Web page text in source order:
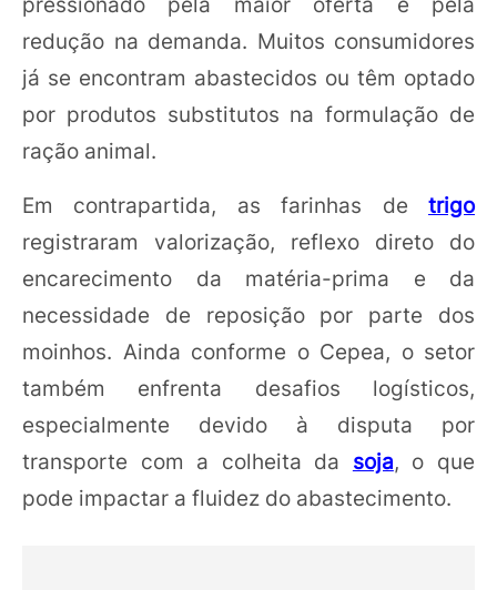
redução na demanda. Muitos consumidores
já se encontram abastecidos ou têm optado
por produtos substitutos na formulação de
ração animal.
Em contrapartida, as farinhas de trigo
registraram valorização, reflexo direto do
encarecimento da matéria-prima e da
necessidade de reposição por parte dos
moinhos. Ainda conforme o Cepea, o setor
também enfrenta desafios logísticos,
especialmente devido à disputa por
transporte com a colheita da soja, o que
pode impactar a fluidez do abastecimento.